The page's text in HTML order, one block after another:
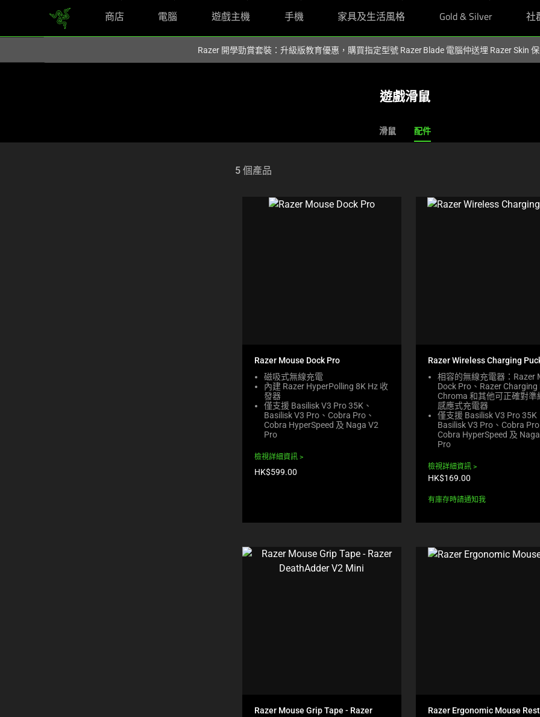
商店 電腦 遊戲主機 手機 家具及生活風格 Gold & Silver 社
Razer 開學勁賞套裝：升級版教育優惠，購買指定型號 Razer Blade 電腦仲送埋 Razer Skin 保
遊戲滑鼠
滑鼠 配件
5 個產品
Razer Mouse Dock Pro
磁吸式無線充電
內建 Razer HyperPolling 8K Hz 收
發器
僅支援 Basilisk V3 Pro 35K、
Basilisk V3 Pro、Cobra Pro、
Cobra HyperSpeed 及 Naga V2
Pro
檢視詳細資訊
產
HK$599.00
Razer Wireless Charging
相容的無線充電器：Razer
Dock Pro、Razer Charging
Chroma 和其他可正確對準
感應式充電器
僅支援 Basilisk V3 Pro 35K
Basilisk V3 Pro、Cobra Pro
Cobra HyperSpeed 及
Pro
檢視詳細資訊
產
價
格:
HK$169.00
有庫存時請通知我
Razer Mouse Grip Tape - Razer
Razer Ergonomic Mouse Rest